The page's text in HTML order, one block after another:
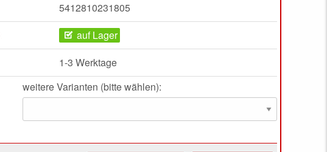
5412810231805
auf Lager
1-3 Werktage
weitere Varianten (bitte wählen):